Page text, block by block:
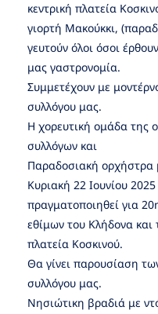
κεντρική πλατεία
γιορτή Μακούκκι,
γευτούν όλοι όσοι
μας γαστρονομία.
Συμμετέχουν με
συλλόγου μας.
Η χορευτική ομάδα της
συλλόγων και
Παραδοσιακή
Κυριακή 22 Ιουνίου
πραγματοποιηθεί για
εθίμων του Κλήδονα και
πλατεία Κοσκινού.
Θα γίνει παρουσίαση
συλλόγου μας.
Νησιώτικη βραδιά με